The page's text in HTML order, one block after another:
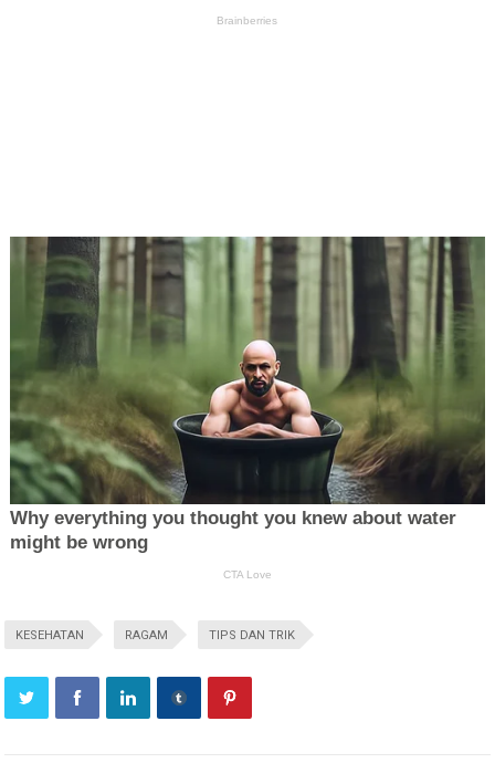
KESEHATAN RAGAM TIPS DAN TRIK